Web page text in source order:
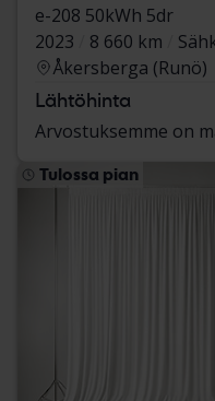
e-208 50kWh 5dr
2023
8 660 km
Åkersberga (Runö)
Lähtöhinta
Arvostuksemme on
Tulossa pian